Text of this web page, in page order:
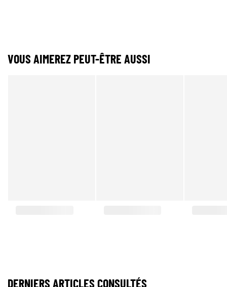
VOUS AIMEREZ PEUT-ÊTRE AUSSI
DERNIERS ARTICLES CONSULTÉS